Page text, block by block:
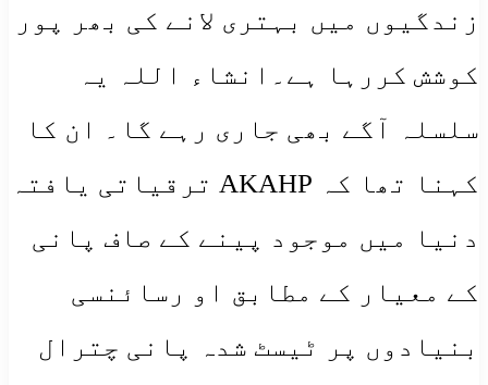
زندگیوں میں بہتری لانے کی بھر پور
کوشش کررہا ہے۔انشاء اللہ یہ
سلسلہ آگے بھی جاری رہے گا۔ ان کا
کہنا تھا کہ AKAHP ترقیاتی یافتہ
دنیا میں موجود پینے کے صاف پانی
کے معیار کے مطابق او رسائنسی
بنیادوں پر ٹیسٹ شدہ پانی چترال